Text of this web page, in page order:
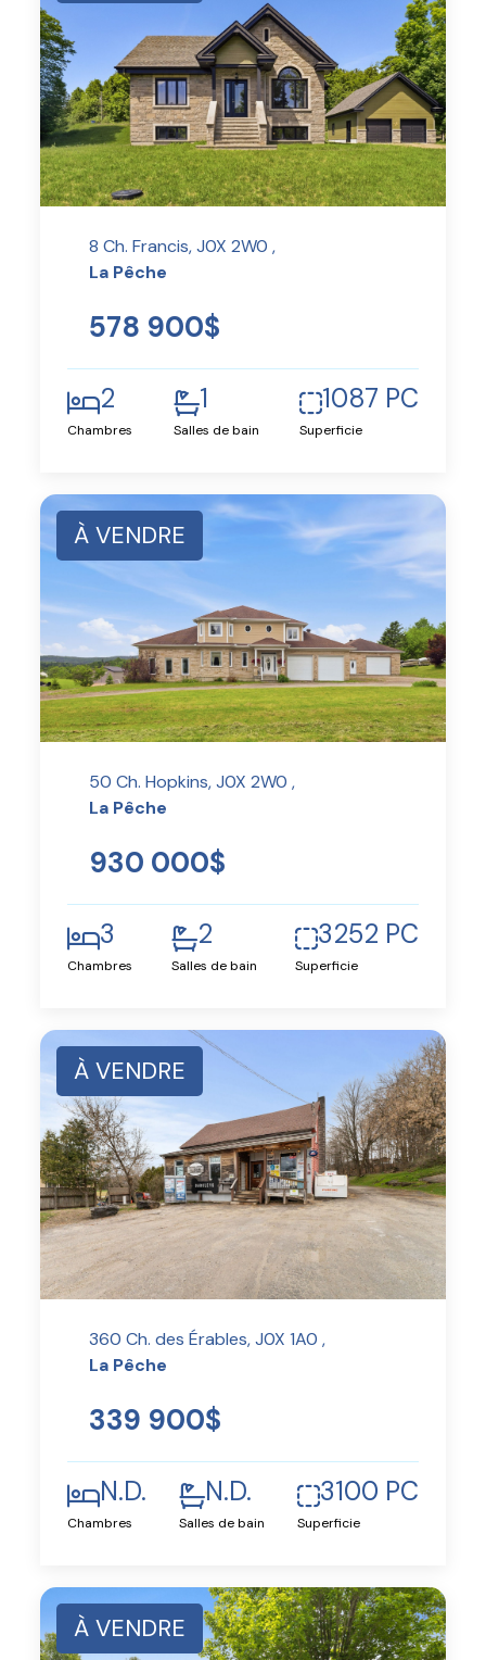
8 Ch. Francis, J0X 2W0 ,
La Pêche
578 900$
2
Chambres
1
Salles de bain
1087 PC
Superficie
À VENDRE
50 Ch. Hopkins, J0X 2W0 ,
La Pêche
930 000$
3
Chambres
2
Salles de bain
3252 PC
Superficie
À VENDRE
360 Ch. des Érables, J0X 1A0 ,
La Pêche
339 900$
N.D.
Chambres
N.D.
Salles de bain
3100 PC
Superficie
À VENDRE